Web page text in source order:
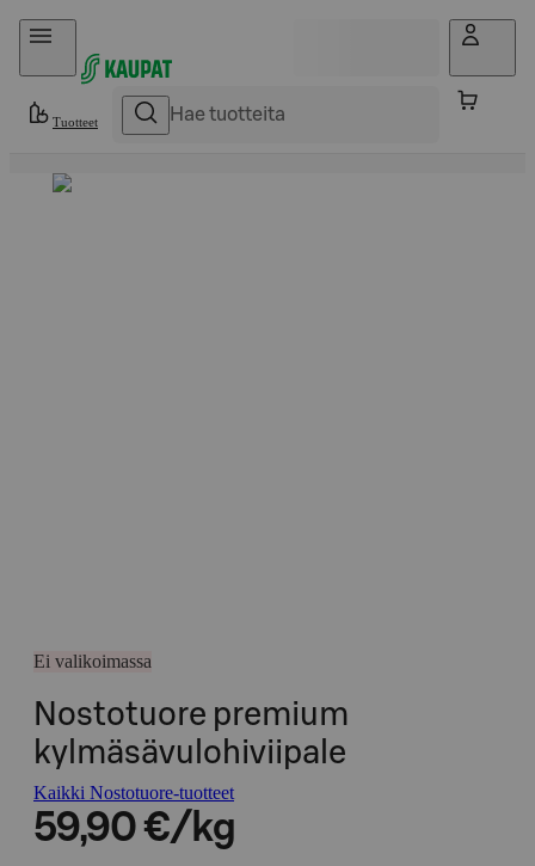
Hyppää sisältöön
Tuotteet
Ei valikoimassa
Nostotuore premium
kylmäsävulohiviipale
Kaikki Nostotuore-tuotteet
59,90 €/kg